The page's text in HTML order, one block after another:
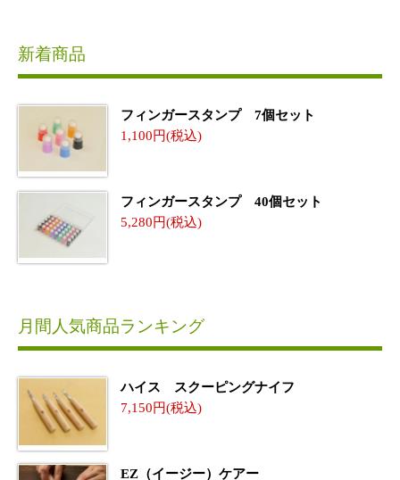
新着商品
フィンガースタンプ 7個セット
1,100
フィンガースタンプ 40個セット
5,280
月間人気商品ランキング
ハイス スクーピングナイフ
7,150
EZ（イージー）ケアー